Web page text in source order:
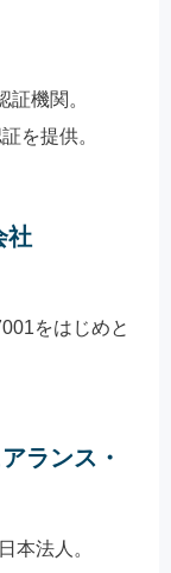
証機関。
を提供。
社
をはじめと
ランス・
本法人。